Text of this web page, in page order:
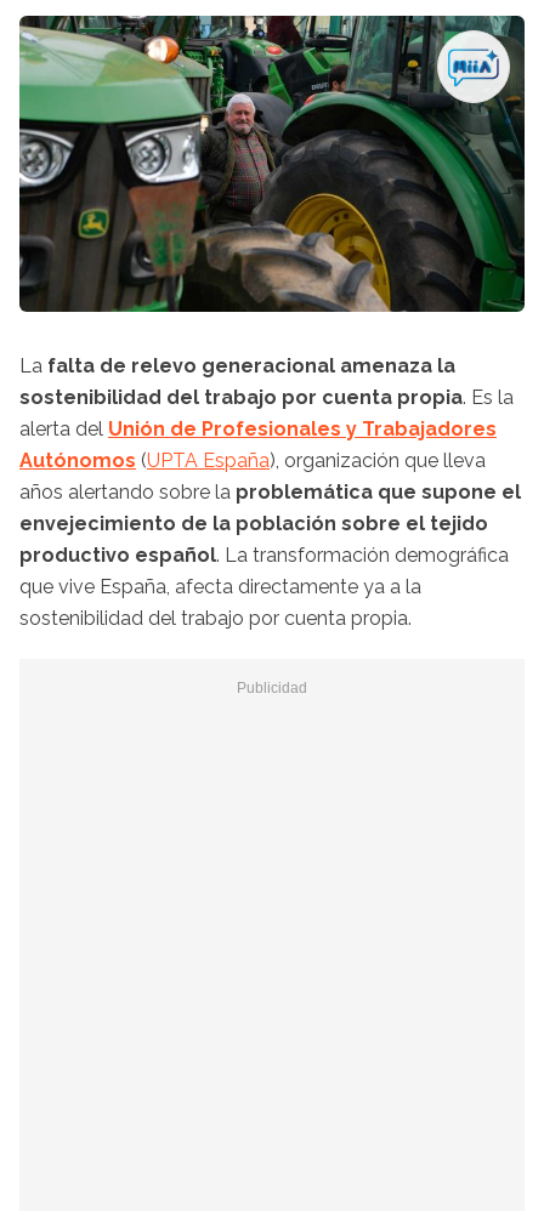
La falta de relevo generacional amenaza la
sostenibilidad del trabajo por cuenta propia. Es la
alerta del Unión de Profesionales y Trabajadores
Autónomos (UPTA España), organización que lleva
años alertando sobre la problemática que supone el
envejecimiento de la población sobre el tejido
productivo español. La transformación demográfica
que vive España, afecta directamente ya a la
sostenibilidad del trabajo por cuenta propia.